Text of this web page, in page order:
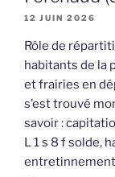
12 JUIN 2026
Rôle de
habitants de la
et frairies en
s’est trouvé
savoir :
L 1 s 8 f solde,